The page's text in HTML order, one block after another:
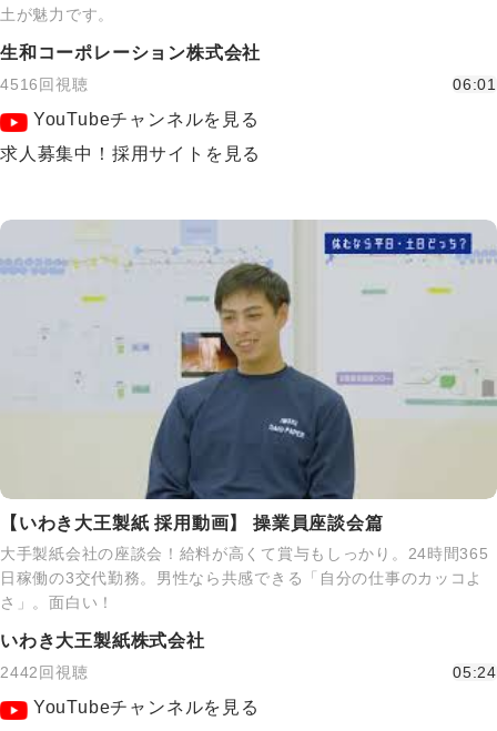
土が魅力です。
生和コーポレーション株式会社
4516回視聴 06:01
YouTubeチャンネルを見る
求人募集中！採用サイトを見る
【いわき大王製紙 採用動画】 操業員座談会篇
大手製紙会社の座談会！給料が高くて賞与もしっかり。24時間365
日稼働の3交代勤務。男性なら共感できる「自分の仕事のカッコよ
さ」。面白い！
いわき大王製紙株式会社
2442回視聴 05:24
YouTubeチャンネルを見る